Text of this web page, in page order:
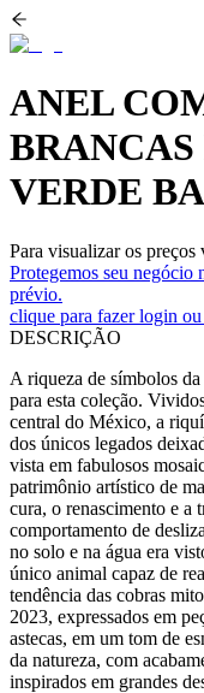
ANEL
VERDE
Para visualizar os
Protegemos seu negócio
prévio.
clique para fazer login ou
DESCRIÇÃO
A riqueza de símbolos
para esta coleção.
central do México, a
dos únicos legados
vista em fabulosos
patrimônio artístico de
cura, o renascimento e a
comportamento de
no solo e na água era
único animal capaz de
tendência das cobras
2023, expressados em
astecas, em um tom de
da natureza, com
inspirados em grandes